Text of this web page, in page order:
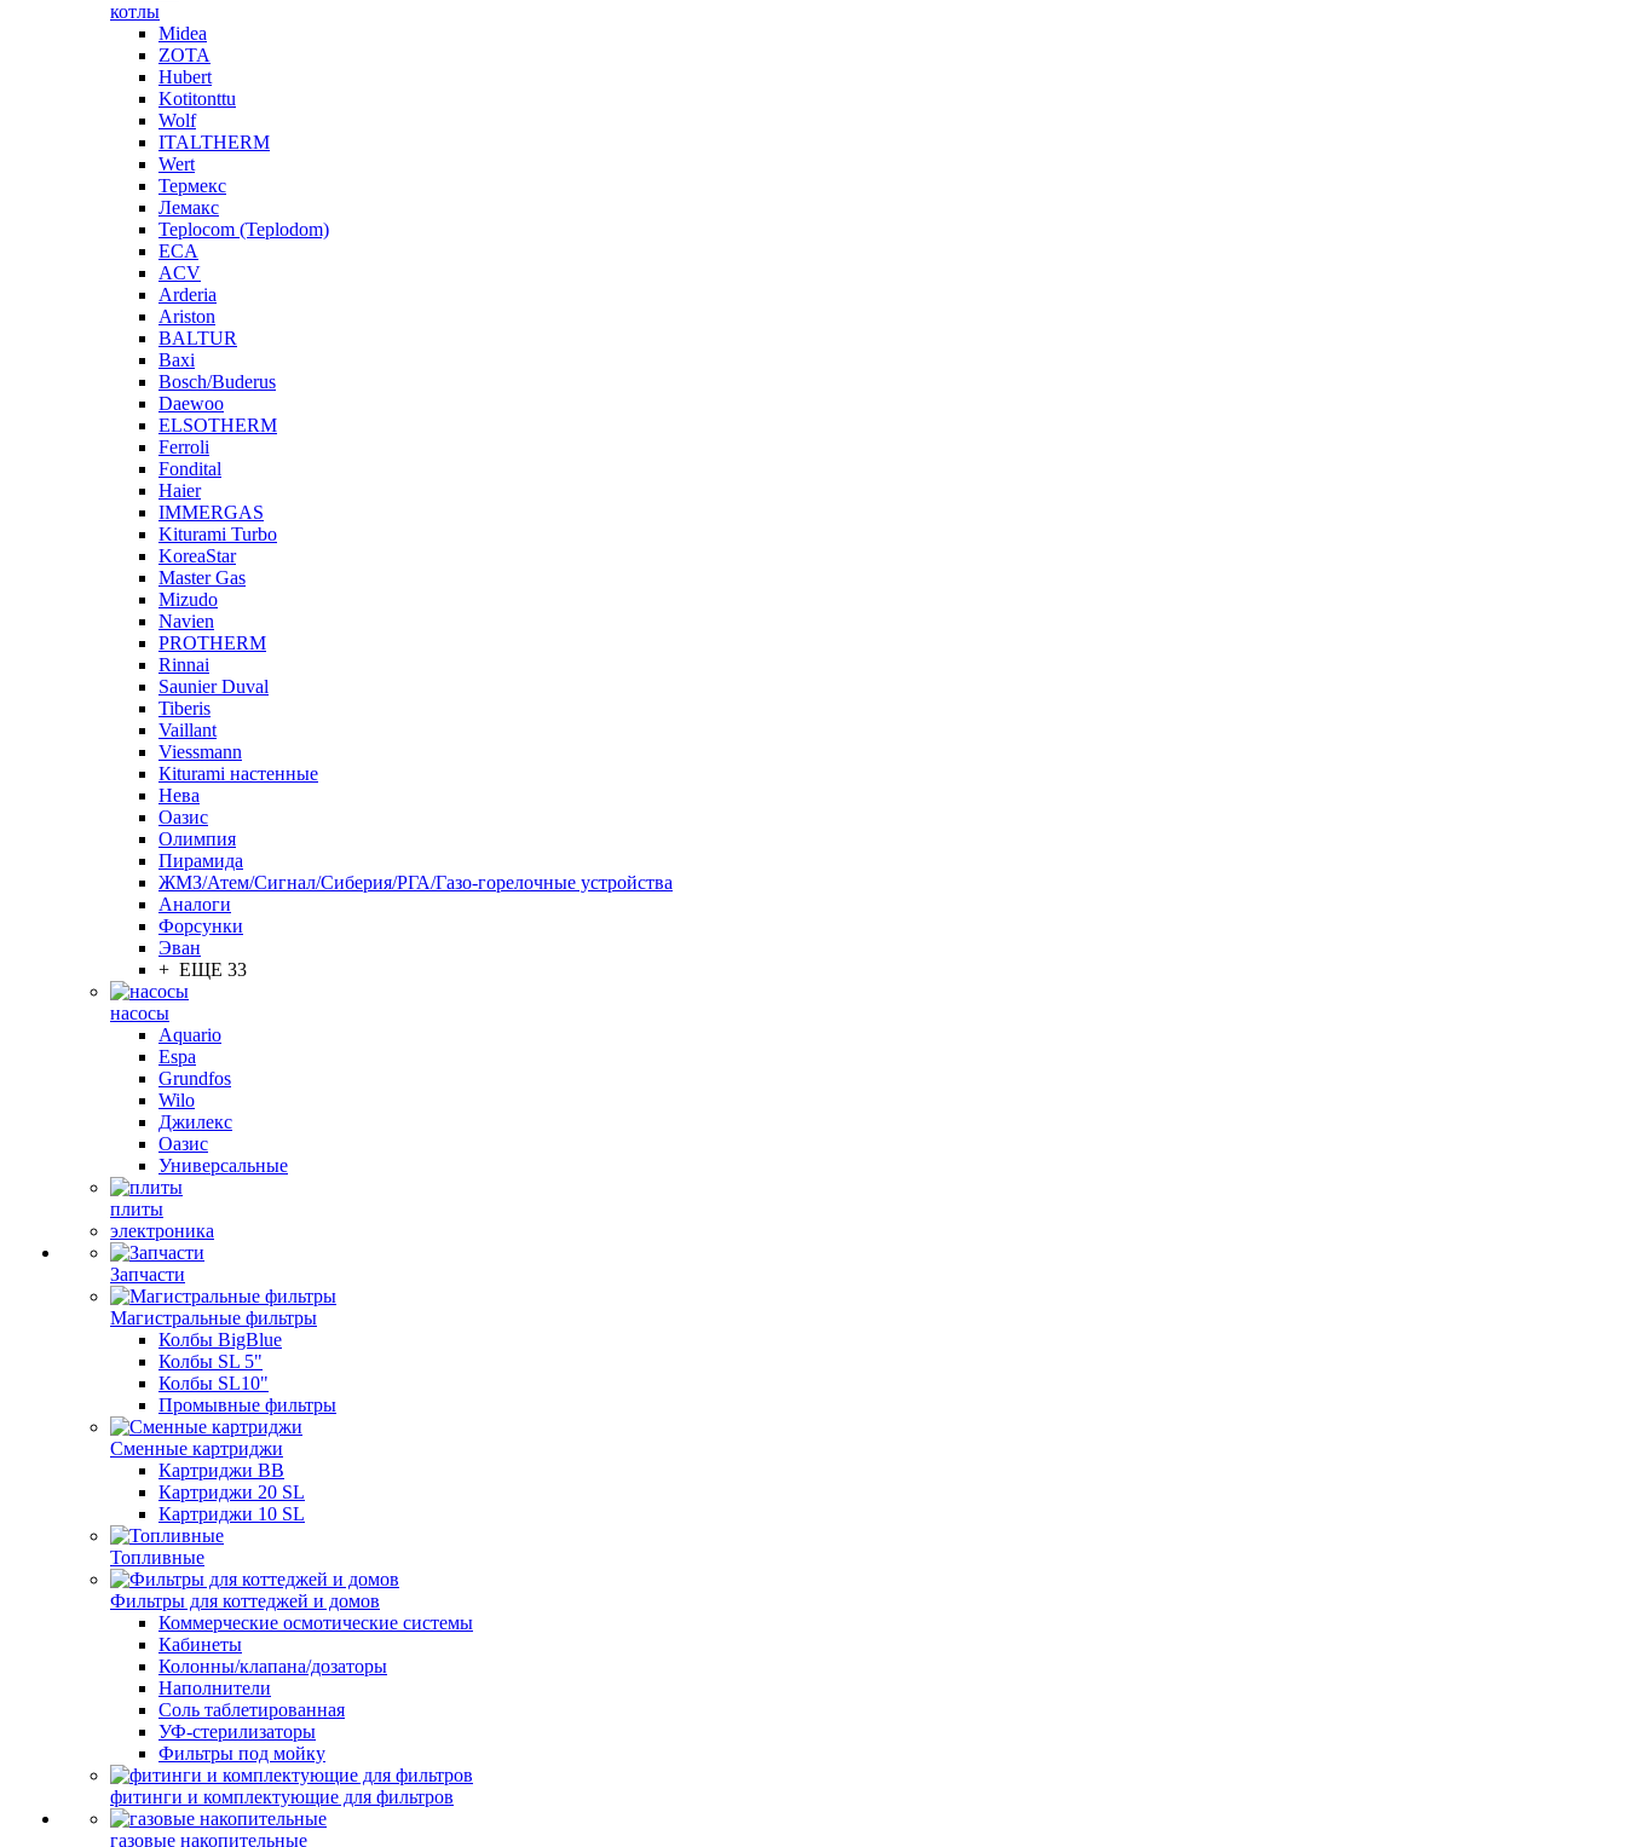
котлы
Midea
ZOTA
Hubert
Kotitonttu
Wolf
ITALTHERM
Wert
Термекс
Лемакс
Teplocom (Teplodom)
ECA
ACV
Arderia
Ariston
BALTUR
Baxi
Bosch/Buderus
Daewoo
ELSOTHERM
Ferroli
Fondital
Haier
IMMERGAS
Kiturami Turbo
KoreaStar
Master Gas
Mizudo
Navien
PROTHERM
Rinnai
Saunier Duval
Tiberis
Vaillant
Viessmann
Кiturami настенные
Нева
Оазис
Олимпия
Пирамида
ЖМЗ/Атем/Сигнал/Сиберия/РГА/Газо-горелочные устройства
Aналоги
Форсунки
Эван
+ ЕЩЕ 33
насосы
Aquario
Espa
Grundfos
Wilo
Джилекс
Оазис
Универсальные
плиты
электроника
Запчасти
Магистральные фильтры
Колбы BigBlue
Колбы SL 5"
Колбы SL10"
Промывные фильтры
Сменные картриджи
Картриджи BB
Картриджи 20 SL
Картриджи 10 SL
Топливные
Фильтры для коттеджей и домов
Коммерческие осмотические системы
Кабинеты
Колонны/клапана/дозаторы
Наполнители
Соль таблетированная
УФ-стерилизаторы
Фильтры под мойку
фитинги и комплектующие для фильтров
газовые накопительные